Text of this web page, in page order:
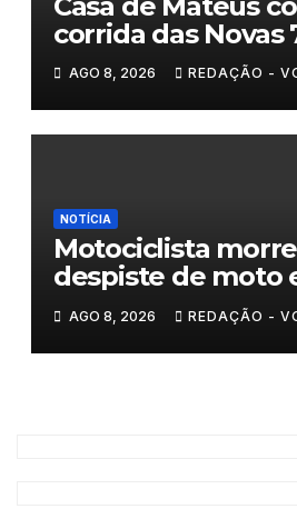
corrida das Novas
Maravilhas de
AGO 8, 2026 REDAÇÃO -
NOTÍCIA
Motociclista
despiste de moto
AGO 8, 2026 REDAÇÃO -